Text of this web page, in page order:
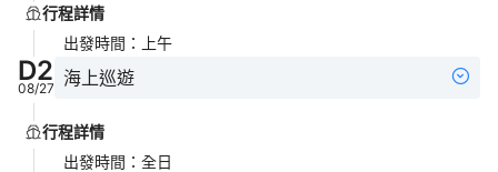
行程詳情
出發時間 ： 上午
D2
08/27 海上巡遊
行程詳情
出發時間 ： 全日